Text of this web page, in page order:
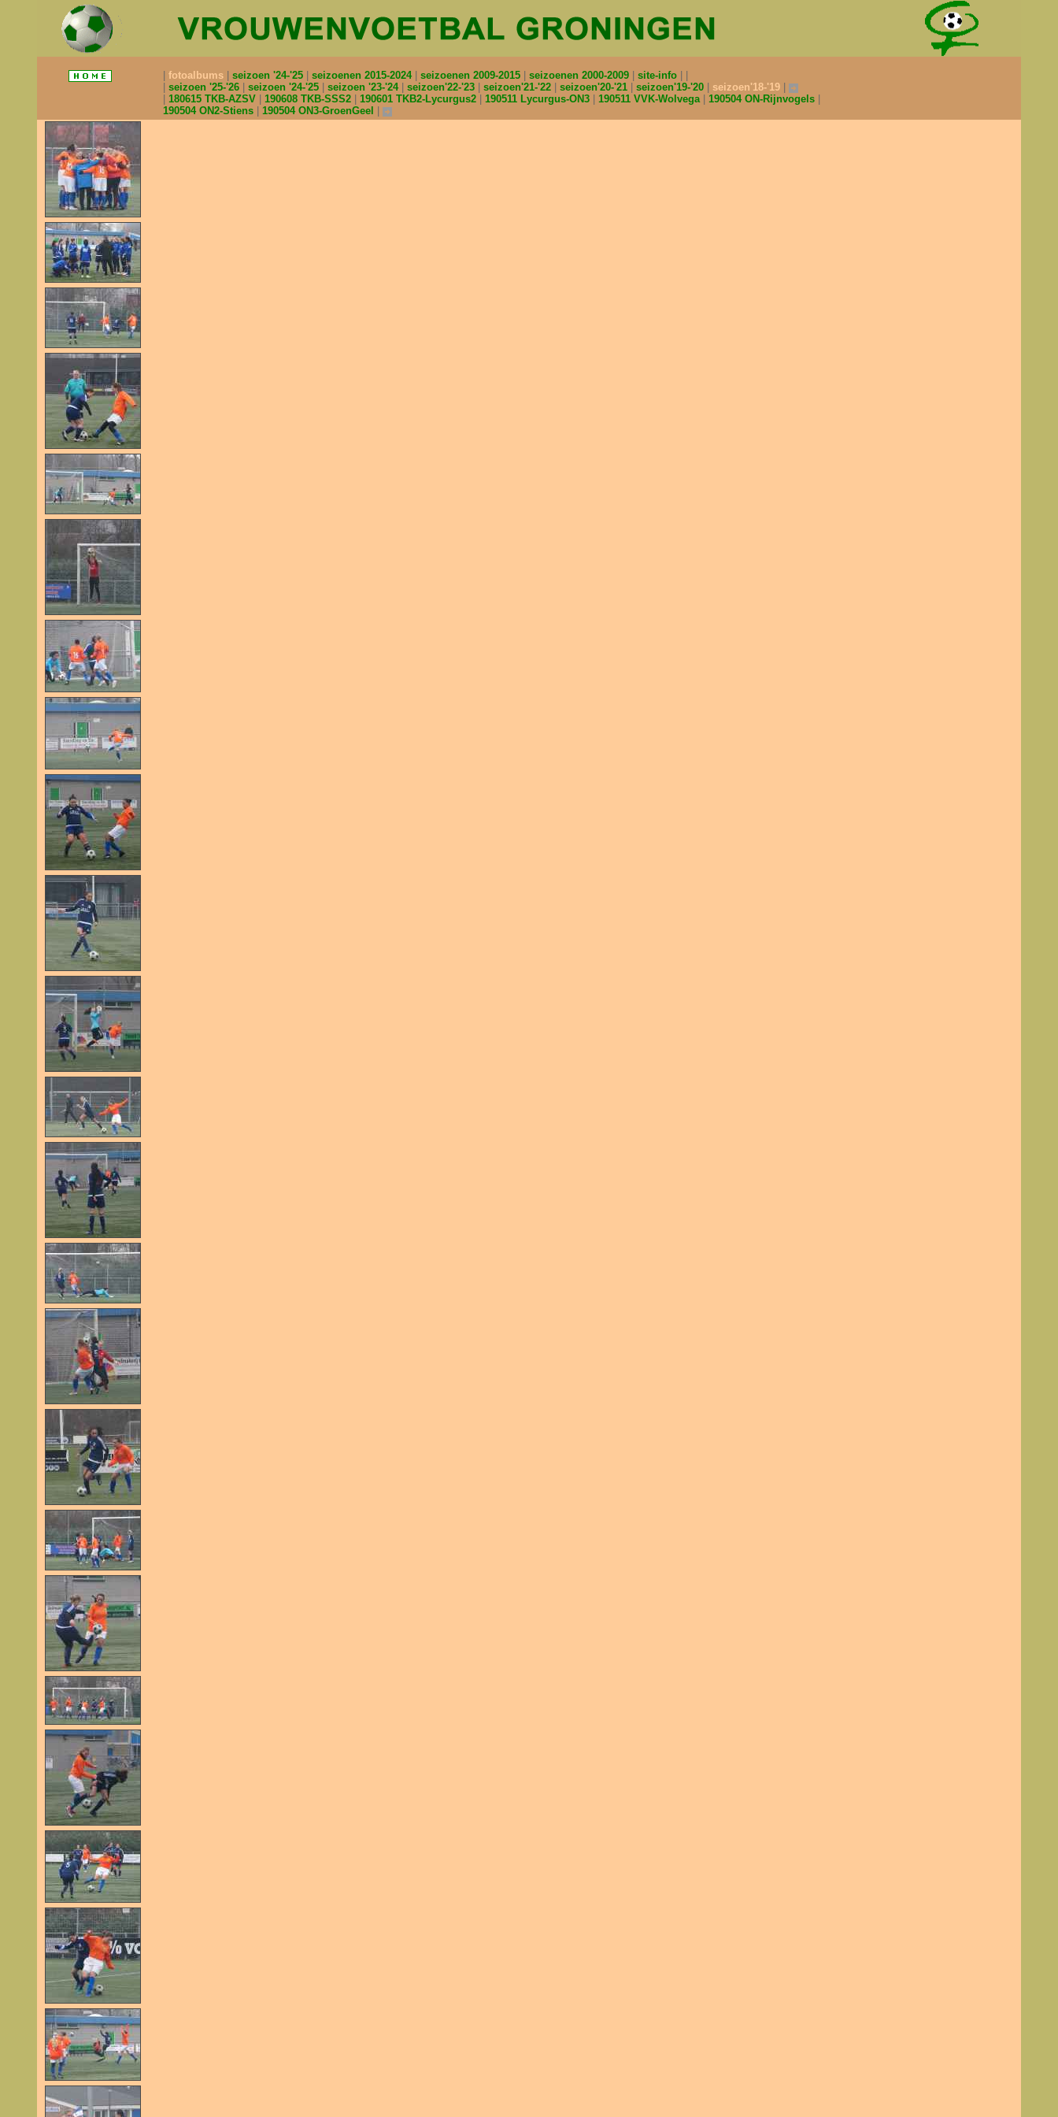
fotoalbums seizoen '24-'25 seizoenen 2015-2024 seizoenen 2009-2015 seizoenen 2000-2009
site-info
seizoen '25-'26
seizoen '24-'25 seizoen '23-'24 seizoen'22-'23 seizoen'21-'22 seizoen'20-'21 seizoen'19-'20
seizoen'18-'19
180615 TKB-AZSV
190608 TKB-SSS2 190601 TKB2-Lycurgus2 190511 Lycurgus-ON3 190511 VVK-Wolvega
190504 ON-Rijnvogels
190504 ON2-Stiens
190504 ON3-GroenGeel